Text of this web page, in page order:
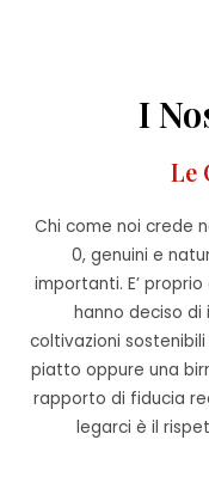
I
Le
Chi come noi crede
0, genuini e
importanti. E’
hanno deciso
coltivazioni
piatto oppure una
rapporto di fiducia
legarci è il